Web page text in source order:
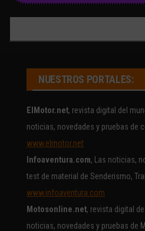
NUESTROS PORTALES:
ElMotor.net, revista digital del
noticias, novedades y pruebas de
www.elmotor.net
Infoaventura.com, Las noticias,
test de material de Senderismo,
www.infoaventura.com
Motosonline.net, revista digital
noticias, novedades y pruebas de